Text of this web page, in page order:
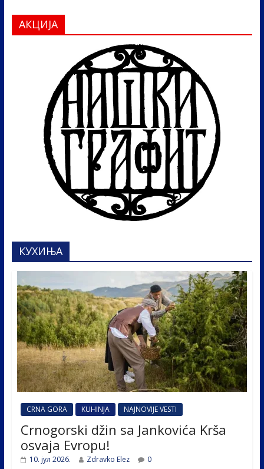
АКЦИЈА
КУХИЊА
CRNA GORA KUHINJA NAJNOVIJE VESTI
Crnogorski džin sa Jankovića Krša
osvaja Evropu!
10. јул 2026. Zdravko Elez 0